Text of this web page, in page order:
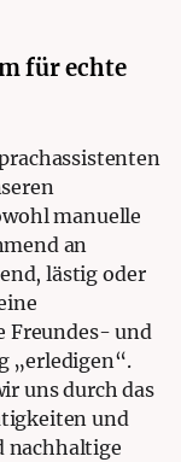
für echte
manuelle
an
lästig oder
Freundes- und
„erledigen“.
uns durch das
und
nachhaltige